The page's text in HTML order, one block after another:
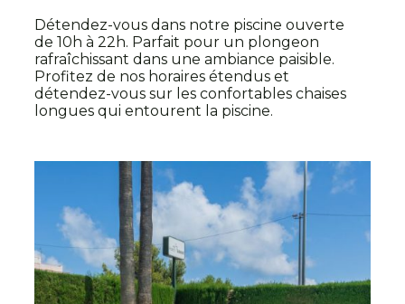
Détendez-vous dans notre piscine ouverte
de 10h à 22h. Parfait pour un plongeon
rafraîchissant dans une ambiance paisible.
Profitez de nos horaires étendus et
détendez-vous sur les confortables chaises
longues qui entourent la piscine.